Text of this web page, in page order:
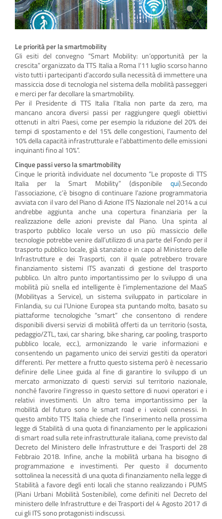
Le priorità per la smartmobility
Gli esiti del convegno “Smart Mobility: un’opportunità per la
crescita” organizzato da TTS Italia a Roma l’11 luglio scorso hanno
visto tutti i partecipanti d’accordo sulla necessità di immettere una
massiccia dose di tecnologia nel sistema della mobilità passeggeri
e merci per far decollare la smartmobility.
Per il Presidente di TTS Italia l’Italia non parte da zero, ma
mancano ancora diversi passi per raggiungere quegli obiettivi
ottenuti in altri Paesi, come per esempio la riduzione del 20% dei
tempi di spostamento e del 15% delle congestioni, l’aumento del
10% della capacità infrastrutturale e l’abbattimento delle emissioni
inquinanti fino al 10%”.
Cinque passi verso la smartmobility
Cinque le priorità individuate nel documento “Le proposte di TTS
Italia per la Smart Mobility” (disponibile qui).Secondo
l’associazione, c’è bisogno di continuare l’azione programmatoria
avviata con il varo del Piano di Azione ITS Nazionale nel 2014 a cui
andrebbe aggiunta anche una copertura finanziaria per la
realizzazione delle azioni previste dal Piano. Una spinta al
trasporto pubblico locale verso un uso più massiccio delle
tecnologie potrebbe venire dall’utilizzo di una parte del Fondo per il
trasporto pubblico locale, già stanziato e in capo al Ministero delle
Infrastrutture e dei Trasporti, con il quale potrebbero trovare
finanziamento sistemi ITS avanzati di gestione del trasporto
pubblico. Un altro punto importantissimo per lo sviluppo di una
mobilità più snella ed intelligente è l’implementazione del MaaS
(Mobilityas a Service), un sistema sviluppato in particolare in
Finlandia, su cui l’Unione Europea sta puntando molto, basato su
piattaforme tecnologiche “smart” che consentono di rendere
disponibili diversi servizi di mobilità offerti da un territorio (sosta,
pedaggio/ZTL, taxi, car sharing, bike sharing, car pooling, trasporto
pubblico locale, ecc.), armonizzando le varie informazioni e
consentendo un pagamento unico dei servizi gestiti da operatori
differenti. Per mettere a frutto questo sistema però è necessario
definire delle Linee guida al fine di garantire lo sviluppo di un
mercato armonizzato di questi servizi sul territorio nazionale,
nonché favorire l’ingresso in questo settore di nuovi operatori e i
relativi investimenti. Un altro tema importantissimo per la
mobilità del futuro sono le smart road e i veicoli connessi. In
questo ambito TTS Italia chiede che l’inserimento nella prossima
legge di Stabilità di una quota di finanziamento per le applicazioni
di smart road sulla rete infrastrutturale italiana, come previsto dal
Decreto del Ministero delle Infrastrutture e dei Trasporti del 28
Febbraio 2018. Infine, anche la mobilità urbana ha bisogno di
programmazione e investimenti. Per questo il documento
sottolinea la necessità di una quota di finanziamento nella legge di
Stabilità a favore degli enti locali che stanno realizzando i PUMS
(Piani Urbani Mobilità Sostenibile), come definiti nel Decreto del
ministero delle Infrastrutture e dei Trasporti del 4 Agosto 2017 di
cui gli ITS sono protagonisti indiscussi.